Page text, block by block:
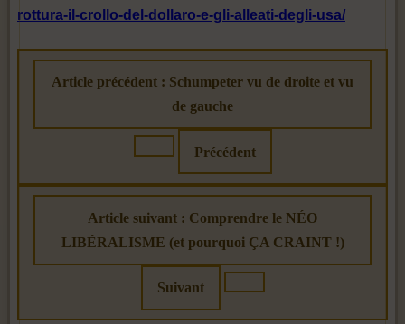
rottura-il-crollo-del-dollaro-e-gli-alleati-degli-usa/
Article précédent : Schumpeter vu de droite et vu
de gauche
Précédent
Article suivant : Comprendre le NÉO
LIBÉRALISME (et pourquoi ÇA CRAINT !)
Suivant